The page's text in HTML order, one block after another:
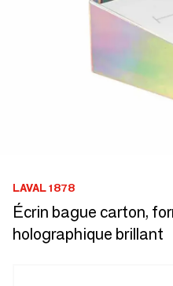
LAVAL 1878
Écrin bague carton,
holographique brillant